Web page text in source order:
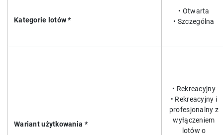
Kategorie lotów *
• Otwarta
• Szczególna
Wariant użytkowania *
• Rekreacyjny
• Rekreacyjny i
profesjonalny z
wyłączeniem
lotów o